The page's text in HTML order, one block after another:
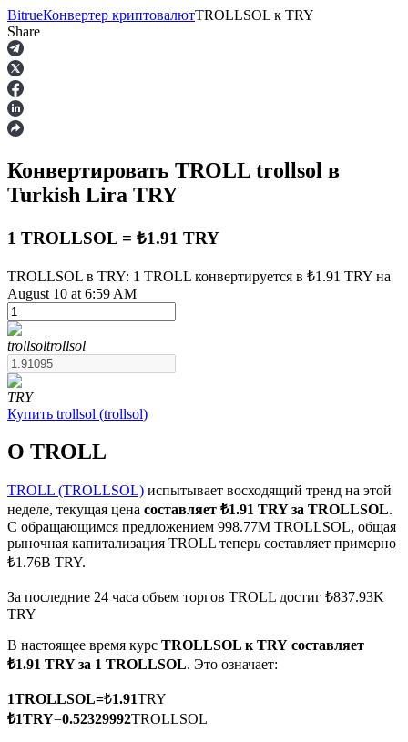
Фьючерсы
USDT-фьючерсы
Фьючерсы с использованием USDT в качестве
обеспечения
Фьючерсы на COIN-M
Криптовалютные фьючерсы
Деривативы на акции, форекс, драгоценные металлы и
сырьевые товары
BitrueКонвертер криптовалютTROLLSOL к TRY
Share
Конвертировать TROLL trollsol в
Turkish Lira TRY
1 TROLLSOL = ₺1.91 TRY
TROLLSOL в TRY: 1 TROLL конвертируется в ₺1.91 TRY на
August 10 at 6:59 AM
trollsoltrollsol
TRY
Купить trollsol (trollsol)
О TROLL
TROLL (TROLLSOL) испытывает восходящий тренд на этой
неделе, текущая цена составляет ₺1.91 TRY за TROLLSOL.
С обращающимся предложением 998.77M TROLLSOL, общая
рыночная капитализация TROLL теперь составляет примерно
₺1.76B TRY.
За последние 24 часа объем торгов TROLL достиг ₺837.93K
TRY
В настоящее время курс TROLLSOL к TRY составляет
₺1.91 TRY за 1 TROLLSOL. Это означает:
1TROLLSOL=₺1.91TRY
₺1TRY=0.52329992TROLLSOL